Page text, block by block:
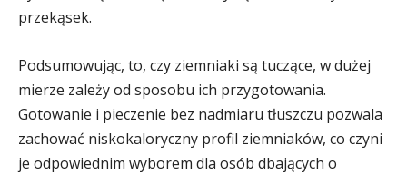
przekąsek.
Podsumowując, to, czy ziemniaki są tuczące, w dużej
mierze zależy od sposobu ich przygotowania.
Gotowanie i pieczenie bez nadmiaru tłuszczu pozwala
zachować niskokaloryczny profil ziemniaków, co czyni
je odpowiednim wyborem dla osób dbających o